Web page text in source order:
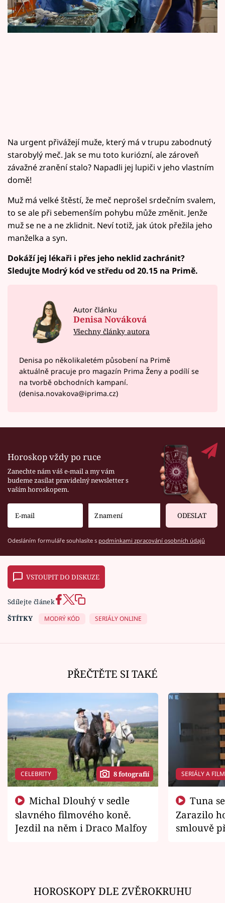
Sledujte prima+
Sledujte nás
Na urgent přivážejí muže, který má v trupu zabodnutý
starobylý meč. Jak se mu toto kuriózní, ale zároveň
závažné zranění stalo? Napadli jej lupiči v jeho vlastním
domě!
Muž má velké štěstí, že meč neprošel srdečním svalem,
to se ale při sebemenším pohybu může změnit. Jenže
muž se ne a ne zklidnit. Neví totiž, jak útok přežila jeho
manželka a syn.
Dokáží jej lékaři i přes jeho neklid zachránit?
Sledujte Modrý kód ve středu od 20.15 na Primě.
Autor článku
Denisa Nováková
Všechny články autora
Denisa po několikaletém působení na Primě
aktuálně pracuje pro magazín Prima Ženy a podílí se
na tvorbě obchodních kampaní.
(denisa.novakova@iprima.cz)
Horoskop vždy po ruce
Zanechte nám váš e-mail a my vám
budeme zasílat pravidelný newsletter s
vaším horoskopem.
ODESLAT
Odesláním formuláře souhlasíte s podmínkami zpracování osobních údajů
VSTOUPIT DO DISKUZE
Sdílejte článek
ŠTÍTKY
MODRÝ KÓD SERIÁLY ONLINE
PŘEČTĚTE SI TAKÉ
CELEBRITY 8 fotografií
slavného filmového koně.
Jezdil na něm i Draco Malfoy
SERIÁLY A
Zarazilo
smlouvě
HOROSKOPY DLE ZVĚROKRUHU